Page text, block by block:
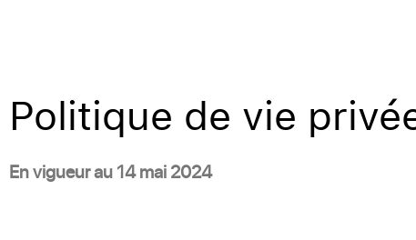
Politique de vie
En vigueur au 14 mai 2024